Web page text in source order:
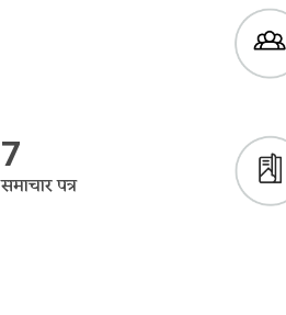
7
समाचार पत्र